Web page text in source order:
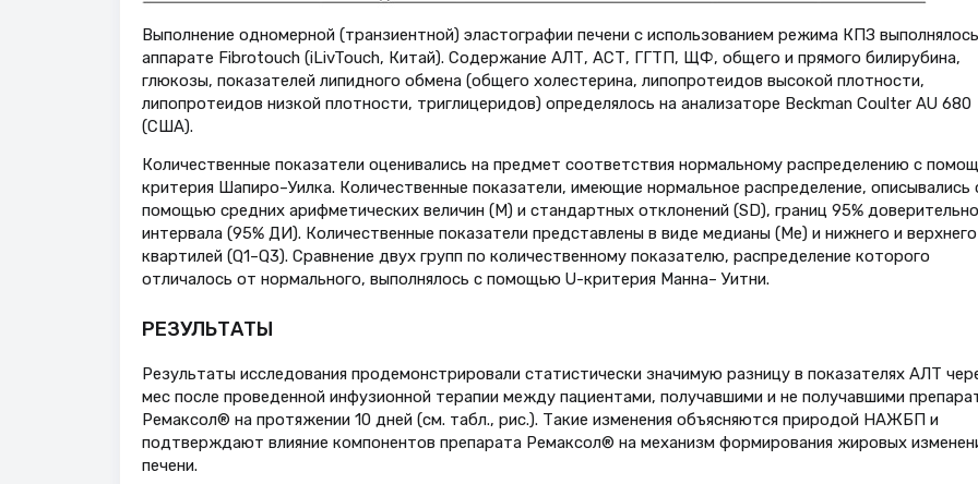
Выполнение одномерной (транзиентной) эластографии печени с использованием режима КПЗ
аппарате Fibrotouch (iLivTouch, Китай). Содержание АЛТ, АСТ, ГГТП, ЩФ, общего и прямого билирубина,
глюкозы, показателей липидного обмена (общего холестерина, липопротеидов высокой плотности,
липопротеидов низкой плотности, триглицеридов) определялось на анализаторе Beckman Coulter AU 680
(США).
Количественные показатели оценивались на предмет соответствия нормальному распределению с
критерия Шапиро–Уилка. Количественные показатели, имеющие нормальное распределение, описывались
помощью средних арифметических величин (M) и стандартных отклонений (SD), границ 95%
интервала (95% ДИ). Количественные показатели представлены в виде медианы (Me) и нижнего и верхнего
квартилей (Q1–Q3). Сравнение двух групп по количественному показателю, распределение которого
отличалось от нормального, выполнялось с помощью U-критерия Манна– Уитни.
РЕЗУЛЬТАТЫ
Результаты исследования продемонстрировали статистически значимую разницу в показателях АЛТ
мес после проведенной инфузионной терапии между пациентами, получавшими и не получавшими
Ремаксол® на протяжении 10 дней (см. табл., рис.). Такие изменения объясняются природой НАЖБП и
подтверждают влияние компонентов препарата Ремаксол® на механизм формирования жировых
печени.